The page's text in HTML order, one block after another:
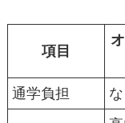
項目
通学負担